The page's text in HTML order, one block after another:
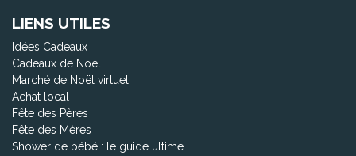
LIENS UTILES
Idées Cadeaux
Cadeaux de Noël
Marché de Noël virtuel
Achat local
Fête des Pères
Fête des Mères
Shower de bébé : le guide ultime